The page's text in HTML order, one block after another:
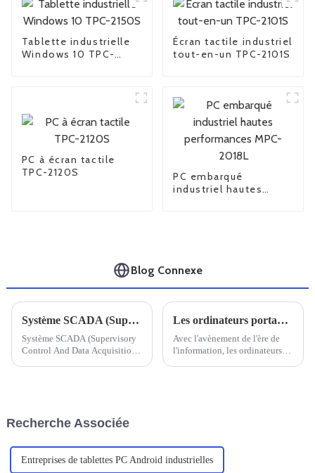
Tablette industrielle
Windows 10 TPC-
Écran tactile industriel
tout-en-un TPC-2101S
PC à écran tactile
TPC-2120S
PC embarqué
industriel hautes
Blog Connexe
Système SCADA (Supervisory Control And Data Acquisition)
Système SCADA (Supervisory
Control And Data Acquisition),
Les ordinateurs portables renforcés nationaux sont-ils fiables ?
Avec l'avènement de l'ère de
l'information, les ordinateurs
leur efficacité...
Recherche Associée
Entreprises de tablettes PC Android industrielles